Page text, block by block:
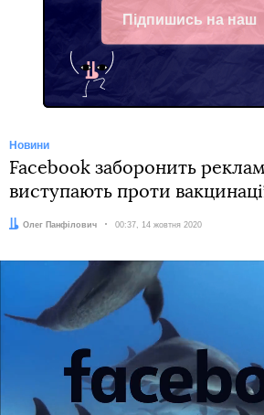
Підпишись на наш
Telegram
Новини
Facebook заборонить
виступають проти
Автор:
Олег Панфілович Дата:
00:37, 14 жовтня 2020